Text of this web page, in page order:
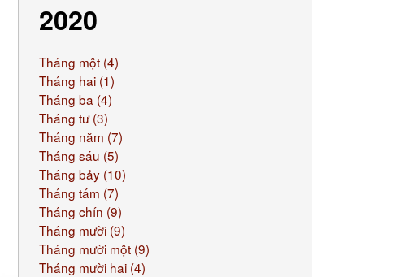
2020
Tháng một (4)
Tháng hai (1)
Tháng ba (4)
Tháng tư (3)
Tháng năm (7)
Tháng sáu (5)
Tháng bảy (10)
Tháng tám (7)
Tháng chín (9)
Tháng mười (9)
Tháng mười một (9)
Tháng mười hai (4)